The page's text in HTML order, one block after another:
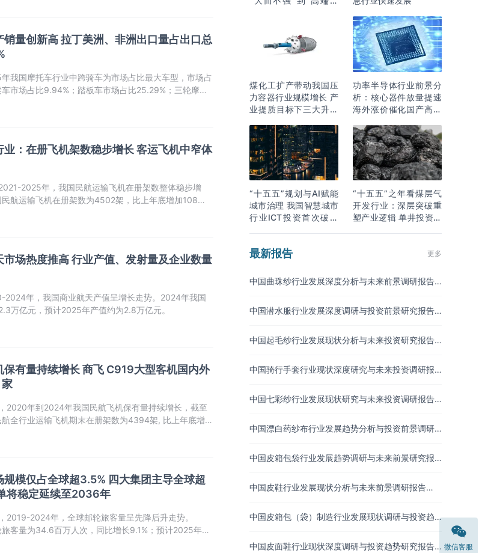
销量创新高 拉丁美洲、非洲出口量占出口总
我国摩托车行业中跨骑车为市场占比最大车型，市场占
市场占比9.94%；踏板车市场占比25.29%；三轮摩托
。
业：在册飞机架数稳步增长 客运飞机中窄体
2025年，我国民航运输飞机在册架数整体稳步增
航运输飞机在册架数为4502架，比上年底增加108
市场热度推高 行业产值、发射量及企业数量
2024年，我国商业航天产值呈增长走势。2024年我国
万亿元，预计2025年产值约为2.8万亿元。
保有量持续增长 商飞 C919大型客机国内外
2020年到2024年我国民航飞机保有量持续增长，截至
全行业运输飞机期末在册架数为4394架, 比上年底增加
规模仅占全球超3.5% 四大集团主导全球超
将稳定延续至2036年
2019-2024年，全球邮轮旅客量呈先降后升走势。
客量为34.6百万人次，同比增长9.1%；预计2025年将
煤化工扩产带动我国压
力容器行业规模增长 产
业提质目标下三大升级
功率半导体行业前景分
析：核心器件放量提速
海外涨价催化国产高端
“十五五”规划与AI赋能
城市治理 我国智慧城市
行业ICT投资首次破万
“十五五”之年看煤层气
开发行业：深层突破重
塑产业逻辑 单井投资成
最新报告 更多
中国曲珠纱行业发展深度分析与未来前景调研报告
中国潜水服行业发展深度调研与投资前景研究报告
中国起毛纱行业发展现状分析与未来投资研究报告
中国骑行手套行业现状深度研究与未来投资调研报
中国七彩纱行业发展现状研究与未来投资调研报告
中国漂白药纱布行业发展趋势分析与投资前景调研
中国皮箱包袋行业发展趋势调研与未来前景研究报
中国皮鞋行业发展现状分析与未来前景调研报告
中国皮箱包（袋）制造行业发展现状调研与投资趋
中国皮面鞋行业现状深度调研与投资趋势研究报告
微信客服